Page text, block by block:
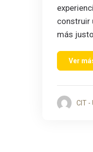
construir
más
Ver
CIT -